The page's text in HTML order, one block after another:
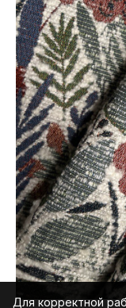
Для корректной